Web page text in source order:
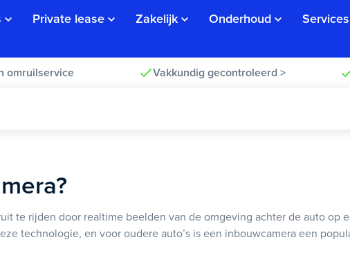
Private lease Zakelijk Onderhoud
Services
omruilservice Vakkundig gecontroleerd >
te rijden door realtime beelden van de omgeving achter de auto op
technologie, en voor oudere auto’s is een inbouwcamera een